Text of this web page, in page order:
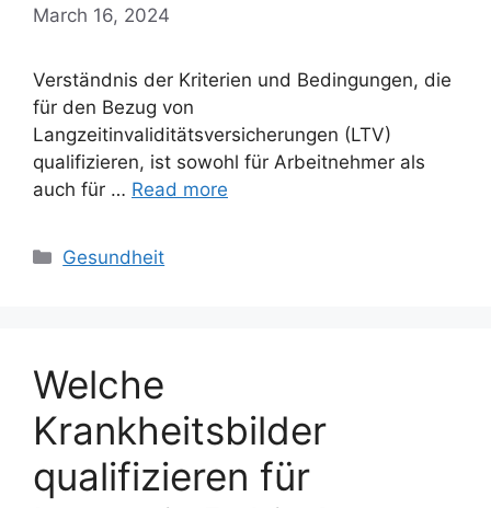
March 16, 2024
Verständnis der Kriterien und Bedingungen, die
für den Bezug von
Langzeitinvaliditätsversicherungen (LTV)
qualifizieren, ist sowohl für Arbeitnehmer als
auch für … Read more
Categories
Gesundheit
Welche
Krankheitsbilder
qualifizieren für